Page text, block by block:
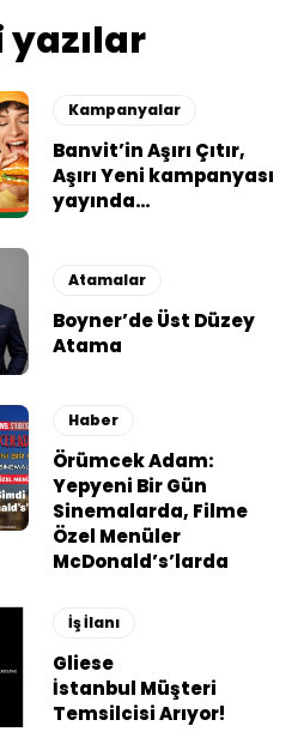
Kampanyalar
Banvit’in Aşırı Çıtır,
Aşırı Yeni kampanyası
yayında…
Atamalar
Boyner’de Üst Düzey
Atama
Haber
Örümcek Adam:
Yepyeni Bir Gün
Sinemalarda, Filme
Özel Menüler
McDonald’s’larda
İş İlanı
Gliese
İstanbul Müşteri
Temsilcisi Arıyor!